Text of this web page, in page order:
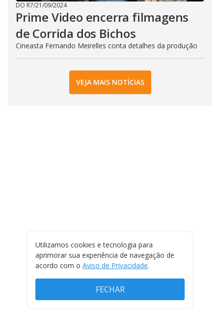
DO R7/21/09/2024
Prime Video encerra filmagens
de Corrida dos Bichos
Cineasta Fernando Meirelles conta detalhes da produção
VEJA MAIS NOTÍCIAS
Utilizamos cookies e tecnologia para
aprimorar sua experiência de navegação de
acordo com o Aviso de Privacidade.
FECHAR